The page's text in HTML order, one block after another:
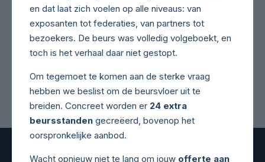
en dat laat zich voelen op alle niveaus: van
exposanten tot federaties, van partners tot
bezoekers. De beurs was volledig volgeboekt, en
toch is het verhaal daar niet gestopt.
Om tegemoet te komen aan de sterke vraag
hebben we beslist om de beursvloer uit te
breiden. Concreet worden er 24 extra
beursstanden gecreëerd, bovenop het
oorspronkelijke aanbod.
Wacht opnieuw niet te lang om jouw offerte aan